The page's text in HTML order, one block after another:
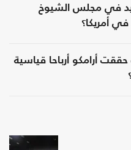
في مجلس الشيوخ
أمريكا؟
أرامكو أرباحا قياسية